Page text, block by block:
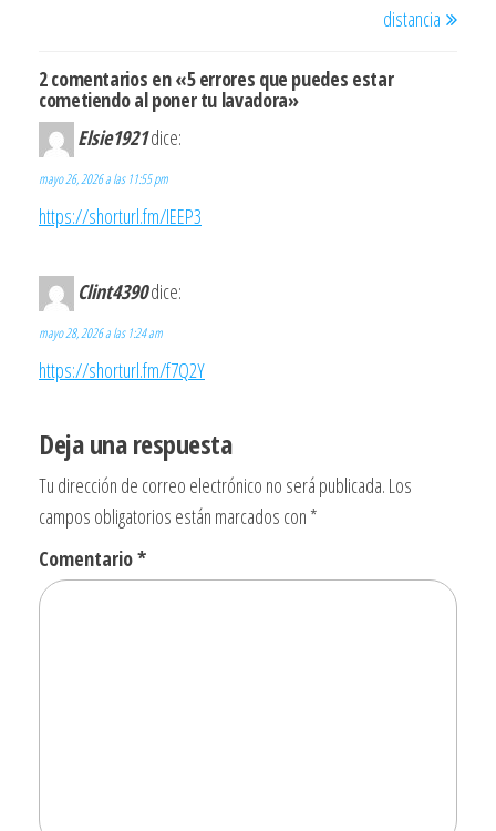
distancia
2 comentarios en «5 errores que puedes estar
cometiendo al poner tu lavadora»
Elsie1921dice:
mayo 26, 2026 a las 11:55 pm
https://shorturl.fm/IEEP3
Clint4390dice:
mayo 28, 2026 a las 1:24 am
https://shorturl.fm/f7Q2Y
Deja una respuesta
Tu dirección de correo electrónico no será publicada. Los
campos obligatorios están marcados con *
Comentario*